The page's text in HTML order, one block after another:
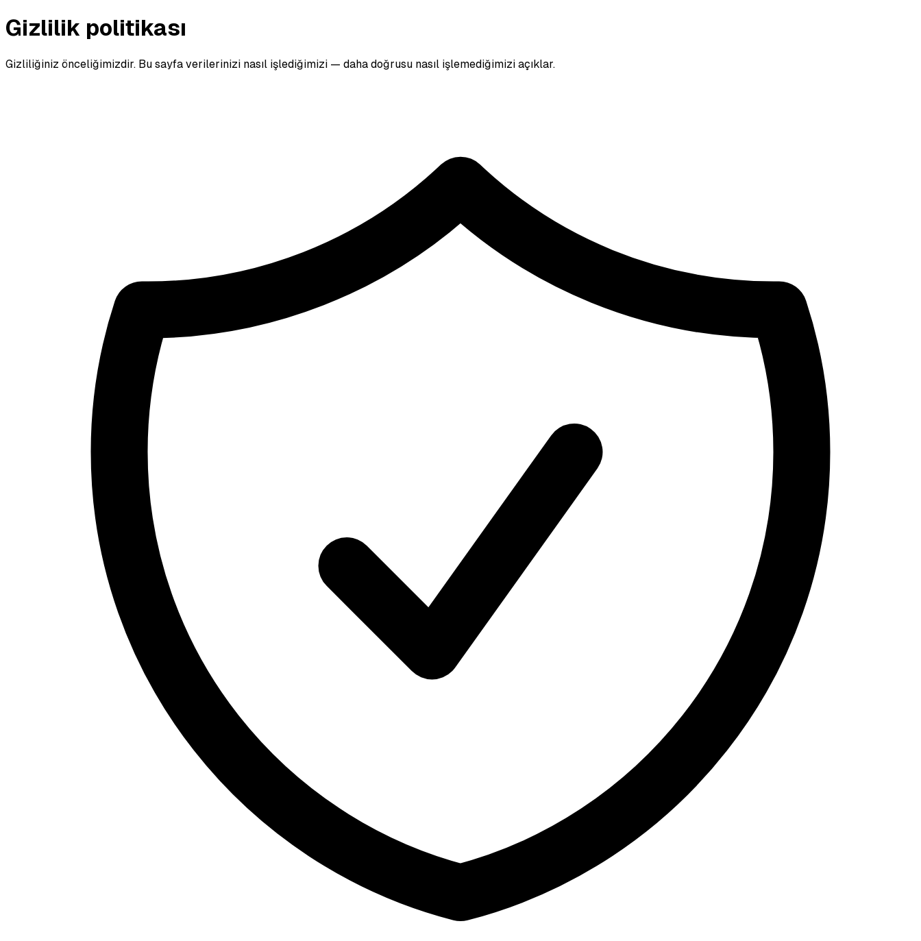
Gizlilik politikası
Gizliliğiniz önceliğimizdir. Bu sayfa verilerinizi nasıl işlediğimizi — daha doğrusu nasıl işlemediğimizi açıklar.